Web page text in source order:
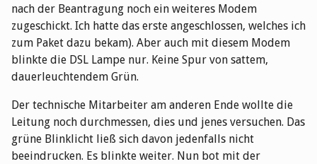
nach der Beantragung noch ein weiteres Modem
zugeschickt. Ich hatte das erste angeschlossen, welches ich
zum Paket dazu bekam). Aber auch mit diesem Modem
blinkte die DSL Lampe nur. Keine Spur von sattem,
dauerleuchtendem Grün.
Der technische Mitarbeiter am anderen Ende wollte die
Leitung noch durchmessen, dies und jenes versuchen. Das
grüne Blinklicht ließ sich davon jedenfalls nicht
beeindrucken. Es blinkte weiter. Nun bot mit der